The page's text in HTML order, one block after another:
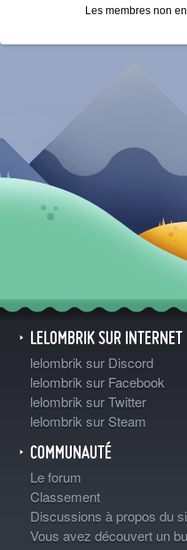
Les membres non
LELOMBRIK SUR INTERNET
lelombrik sur Discord
lelombrik sur Facebook
lelombrik sur Twitter
lelombrik sur Steam
COMMUNAUTÉ
Le forum
Classement
Discussions à propos du
Vous avez découvert un